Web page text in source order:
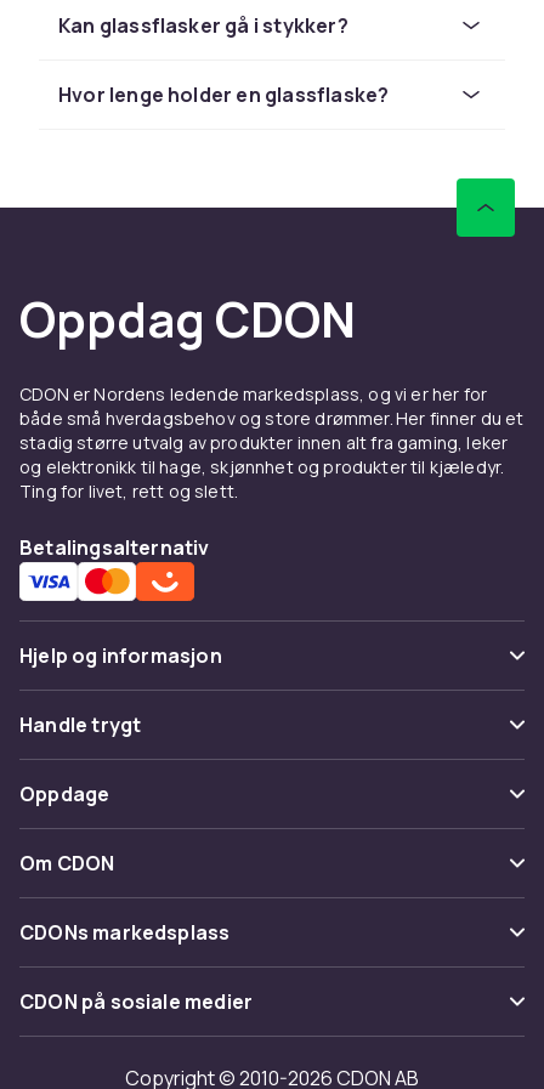
engangs- eller lavkvalitets plastflasker hvis de
Kan glassflasker gå i stykker?
Hvor lenge holder en glassflaske?
Oppdag CDON
CDON er Nordens ledende markedsplass, og vi er her for
både små hverdagsbehov og store drømmer. Her finner du et
stadig større utvalg av produkter innen alt fra gaming, leker
og elektronikk til hage, skjønnhet og produkter til kjæledyr.
Ting for livet, rett og slett.
Betalingsalternativ
Hjelp og informasjon
Vanlige spørsmål
Spor pakke
Angre & returner her
Kontakt oss
Handle trygt
Betaling
Levering
Tilbakekallinger
Oppdage
Kategorier
Varemerker
Om CDON
Om oss
Kundeanmeldelser
Jobbe på CDON
Investor relations
CDONs markedsplass
Merchant Help Center
CDON på sosiale medier
Copyright © 2010-2026 CDON AB